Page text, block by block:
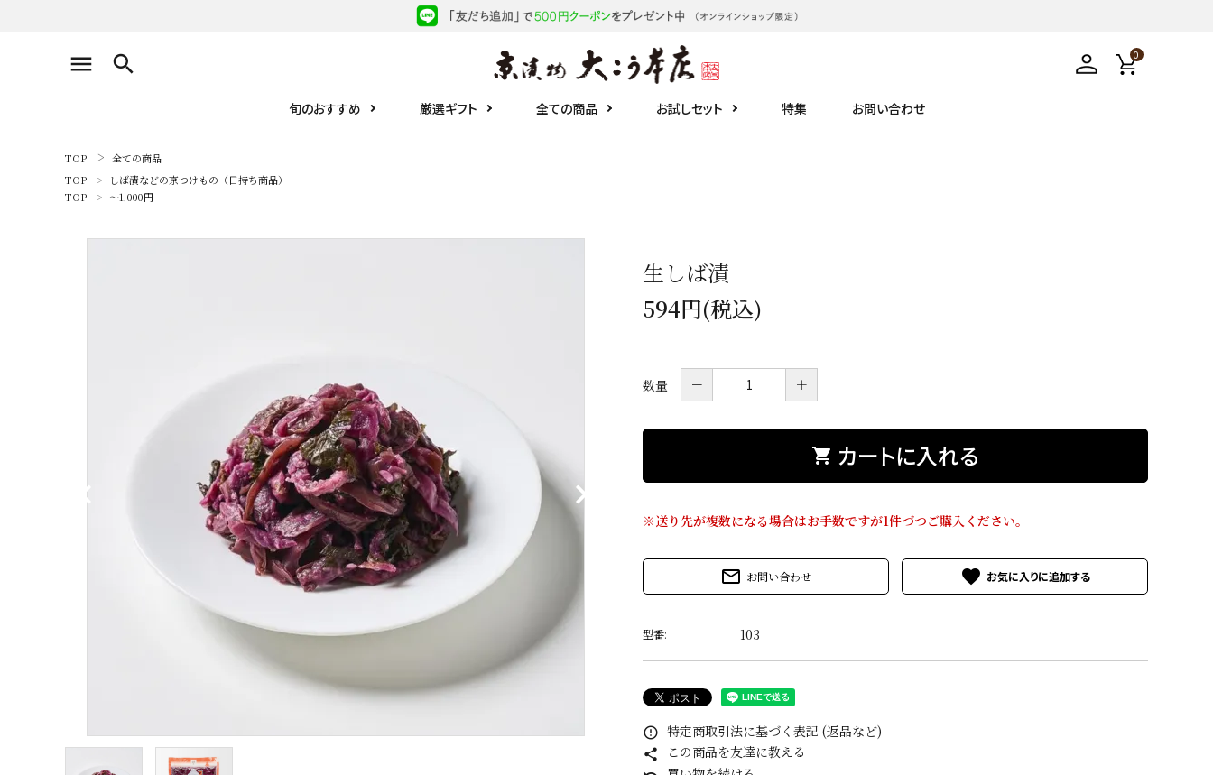
search 0
旬のおすすめ 厳選ギフト 全ての商品 お試しセット 特集 お問い合わせ
お届け先1件につき
10,800円（税込）以上の配送で
送料無料
しば漬などの京つけもの（日持ち商品）
TOP
全ての商品
TOP
しば漬などの京つけもの（日持ち商品）
TOP
～1,000円
生しば漬
594円(税込)
数量 － ＋
shopping_cart カートに入れる
※送り先が複数になる場合はお手数ですが1件づつご購入ください。
mail_outline お問い合わせ favorite
型番: 103
error_outline 特定商取引法に基づく表記 (返品など)
share この商品を友達に教える